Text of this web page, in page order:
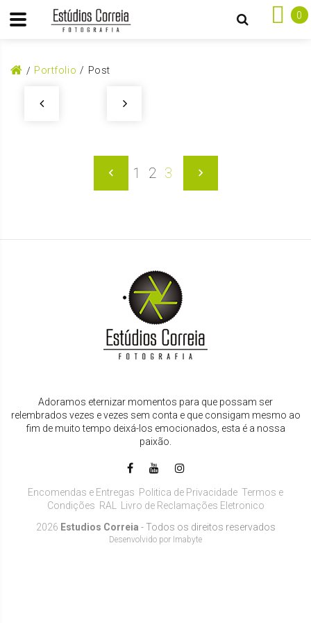
0
Portfolio Post
1 2 3
Adoramos eternizar momentos para que possam ser
relembrados vezes e vezes sem conta e que consigam mesmo ao
fim de muito tempo deixá-los emocionados, esta é a nossa
paixão.
Encomendas e Entregas Politica de Privacidade Termos e
Condições RAL Livro de Reclamações Eletronico
2026 Estudios Correia - Todos os direitos reservados
Desenvolvido por Imabyte